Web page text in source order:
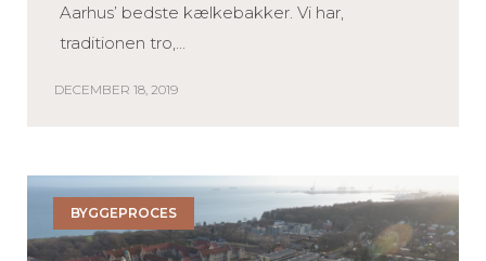
Aarhus’ bedste kælkebakker. Vi har,
traditionen tro,...
DECEMBER 18, 2019
BYGGEPROCES